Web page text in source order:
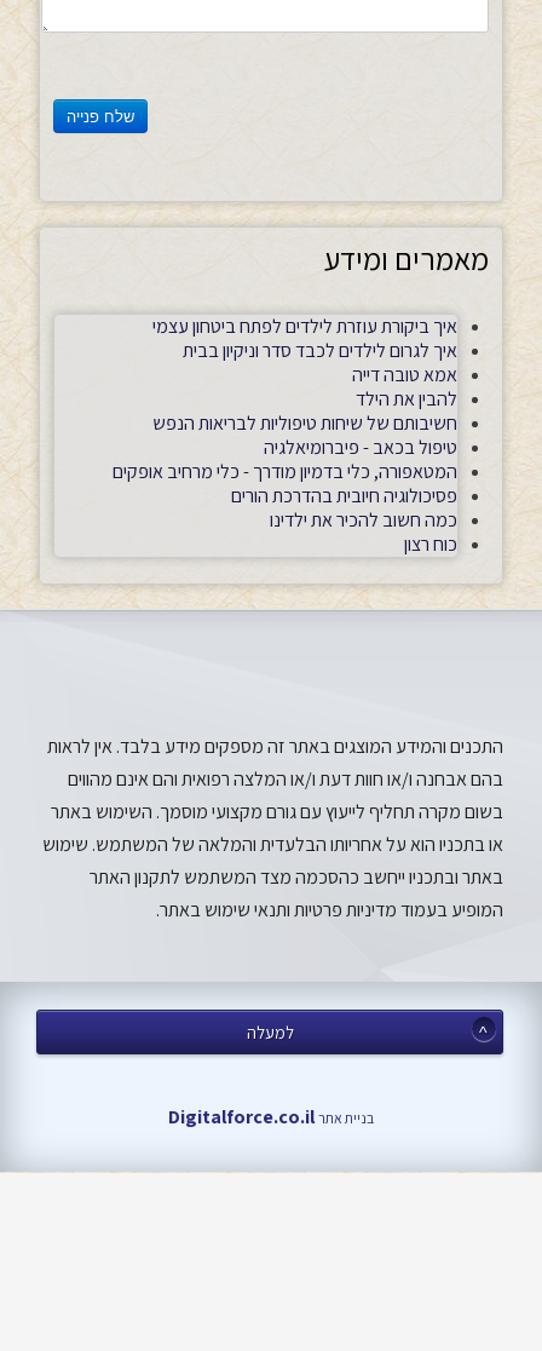
מאמרים ומידע
איך ביקורת עוזרת לילדים לפתח ביטחון עצמי
איך לגרום לילדים לכבד סדר וניקיון בבית
אמא טובה דייה
להבין את הילד
חשיבותם של שיחות טיפוליות לבריאות הנפש
טיפול בכאב - פיברומיאלגיה
המטאפורה, כלי בדמיון מודרך - כלי מרחיב אופקים
פסיכולוגיה חיובית בהדרכת הורים
כמה חשוב להכיר את ילדינו
כוח רצון
התכנים והמידע המוצגים באתר זה מספקים מידע בלבד. אין לראות
בהם אבחנה ו/או חוות דעת ו/או המלצה רפואית והם אינם מהווים
בשום מקרה תחליף לייעוץ עם גורם מקצועי מוסמך. השימוש באתר
או בתכניו הוא על אחריותו הבלעדית והמלאה של המשתמש. שימוש
באתר ובתכניו ייחשב כהסכמה מצד המשתמש לתקנון האתר
המופיע בעמוד מדיניות פרטיות ותנאי שימוש באתר.
למעלה
בניית אתר Digitalforce.co.il